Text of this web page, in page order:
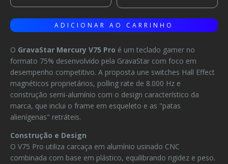
O GravaStar Mercury V75 Pro é um teclado gamer no
formato 75% desenvolvido pela GravaStar com foco em
desempenho competitivo. A proposta une switches Hall Effect
magnéticos proprietários, polling rate de 8.000 Hz e
construção semi-alumínio com o design característico da
marca, que inclui o frame em esqueleto e as "patas
alienígenas" retráteis.
Construção e Design
O V75 Pro utiliza carcaça em alumínio usinado CNC
combinada com base em plástico, equilibrando rigidez e peso.